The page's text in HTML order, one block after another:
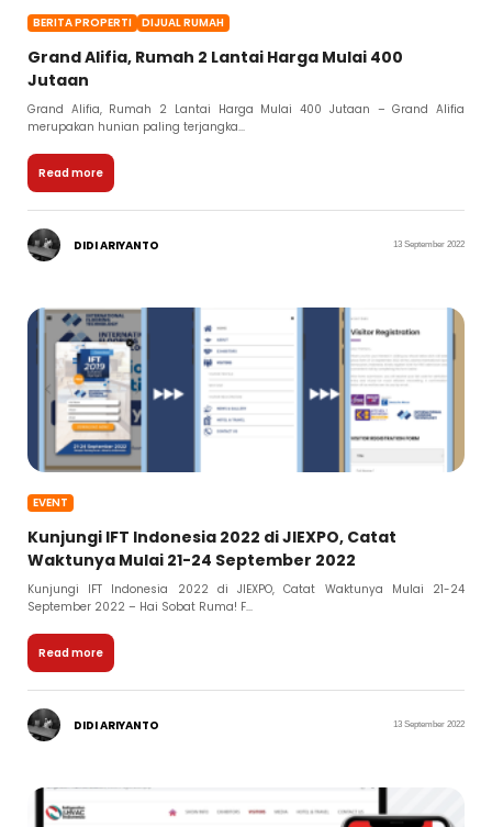
BERITA PROPERTI DIJUAL RUMAH
Grand Alifia, Rumah 2 Lantai Harga Mulai 400
Jutaan
Grand Alifia, Rumah 2 Lantai Harga Mulai 400 Jutaan – Grand Alifia
merupakan hunian paling terjangka...
Read more
DIDI ARIYANTO 13 September 2022
EVENT
Kunjungi IFT Indonesia 2022 di JIEXPO, Catat
Waktunya Mulai 21-24 September 2022
Kunjungi IFT Indonesia 2022 di JIEXPO, Catat Waktunya Mulai 21-24
September 2022 – Hai Sobat Ruma! F...
Read more
DIDI ARIYANTO 13 September 2022